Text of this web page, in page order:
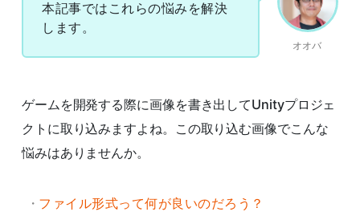
オオバ
本記事ではこれらの悩みを解決
します。
ゲームを開発する際に画像を書き出してUnityプロジェ
クトに取り込みますよね。この取り込む画像でこんな
悩みはありませんか。
ファイル形式って何が良いのだろう？